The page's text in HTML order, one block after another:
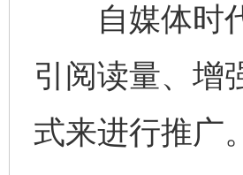
自媒体时代
引阅读量、增
式来进行推广。